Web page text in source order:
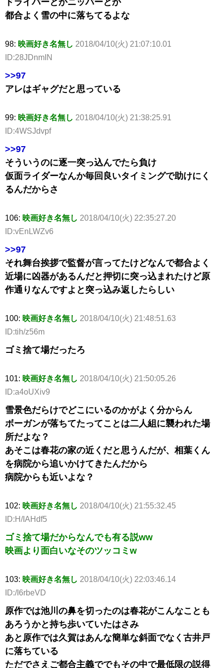
都合よく雪の中に落ちてるよな
98: 映画好き名無し 2018/04/10(火) 21:07:10.01
ID:28JDnmIN
>>97
アレはギャグだと思っている
99: 映画好き名無し 2018/04/10(火) 21:38:25.91
ID:4WSJdvpf
>>97
そういうのに逐一突っ込んでたら負け
仮面ライダーなんか毎回良いタイミングで助けにく
るんだからさ
106: 映画好き名無し 2018/04/10(火) 22:35:27.20
ID:vEnLWZv6
>>97
それ舞台挨拶で監督が言ってたけどなんで都合よく
近場に凶器があるんだと押切に突っ込まれたけど原
作通りなんですよと突っ込み返したらしい
100: 映画好き名無し 2018/04/10(火) 21:48:51.63
ID:tih/z56m
ゴミ捨て場だったろ
101: 映画好き名無し 2018/04/10(火) 21:50:05.26
ID:a4oUXiv9
雪景色だらけでどこにいるのかがよく分からん
ボーガンが落ちてたってことは二人組に襲われた場
所だよな？
あそこは春花の家の近くだと思うんだが、相葉くん
を病院から追いかけてきたんだから
病院からも近いよな？
102: 映画好き名無し 2018/04/10(火) 21:55:32.45
ID:H/IAHdf5
ゴミ捨て場だからなんでも有る説ww
映画より面白いなそのツッコミw
103: 映画好き名無し 2018/04/10(火) 22:03:46.14
ID:/I6rbeVD
原作では池川の鼻を切ったのは春花がこんなことも
あろうかと持ち歩いていたはさみ
あと原作では久賀はあんな簡単な斜面でなく古井戸
に落ちている
ただでさえご都合主義ででもその中で最低限の説得